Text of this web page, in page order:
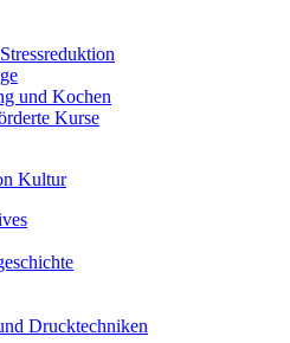
und Kochen
Kurse
Drucktechniken